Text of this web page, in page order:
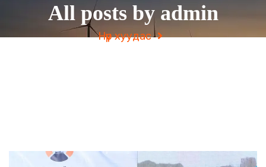
All posts by admin
Нүүр хуудас